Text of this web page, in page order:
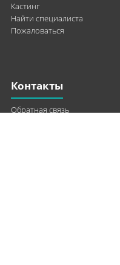
Кастинг
Найти специалиста
Пожаловаться
Контакты
Обратная связь